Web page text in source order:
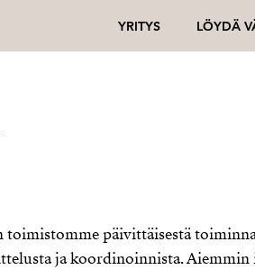
YRITYS LÖYDÄ
toimistomme päivittäisestä
ja koordinoinnista. Aiemmin